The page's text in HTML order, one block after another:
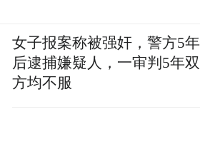
女子报案称被强奸，警方5年
后逮捕嫌疑人，一审判5年双
方均不服